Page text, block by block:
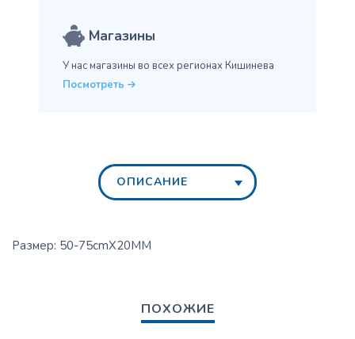
Магазины
У нас магазины во всех регионах Кишинева
Посмотреть
ОПИСАНИЕ
Размер: 50-75cmX20MM
ПОХОЖИЕ